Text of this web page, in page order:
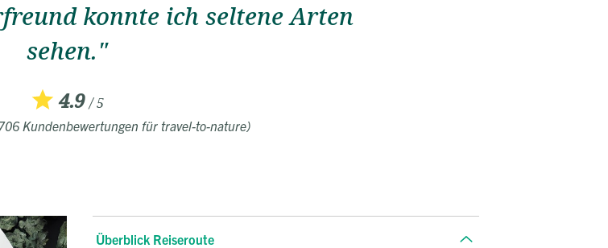
konnte ich seltene Arten
sehen."
4.9/ 5
Kundenbewertungen für travel-to-nature)
Überblick Reiseroute